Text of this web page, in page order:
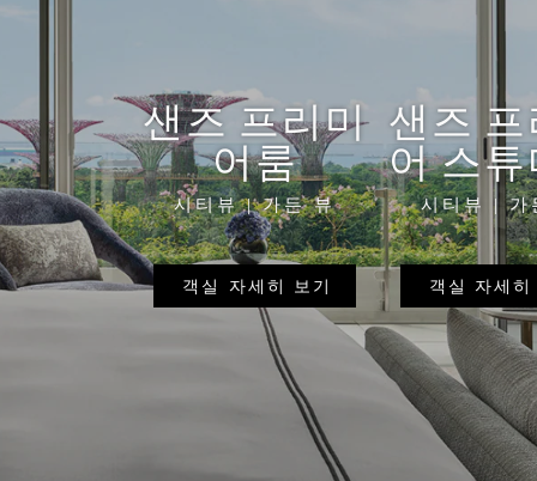
샌즈 프리미
어룸
시티뷰 | 가든 뷰
객실 자세히 보기
샌즈
어 스
시티뷰 | 가
객실 자세